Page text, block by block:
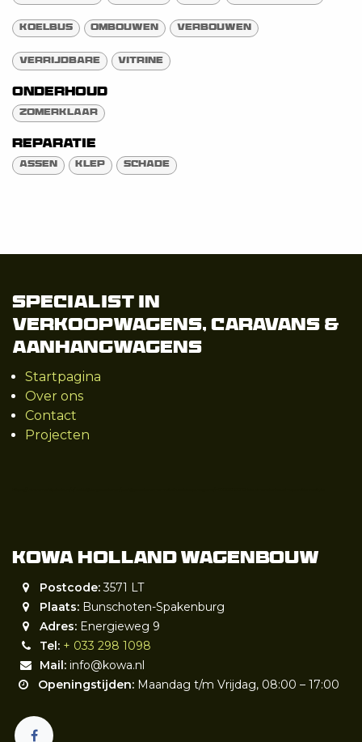
Koelbus Ombouwen Verbouwen
Verrijdbare Vitrine
Onderhoud
Zomerklaar
Reparatie
Assen Klep Schade
Specialist in
Verkoopwagens, Caravans &
Aanhangwagens
Startpagina
Over ons
Contact
Projecten
Kowa Holland wagenbouw
Postcode:3571 LT
Plaats: Bunschoten-Spakenburg
Adres: Energieweg 9
Tel: + 033 298 1098
Mail: info@kowa.nl
Openingstijden: Maandag t/m Vrijdag, 08:00 – 17:00